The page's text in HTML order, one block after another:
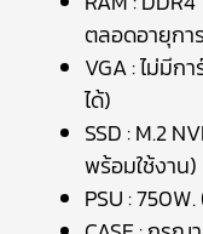
ตลอดอายุกา
VGA : ไม่มีก
ได้)
SSD : M.2
พร้อมใช้งาน)
PSU :